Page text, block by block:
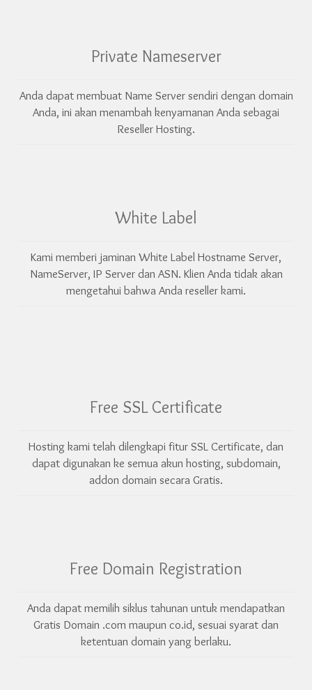
Private Nameserver
Anda dapat membuat Name Server sendiri dengan domain
Anda, ini akan menambah kenyamanan Anda sebagai
Reseller Hosting.
White Label
Kami memberi jaminan White Label Hostname Server,
NameServer, IP Server dan ASN. Klien Anda tidak akan
mengetahui bahwa Anda reseller kami.
Free SSL Certificate
Hosting kami telah dilengkapi fitur SSL Certificate, dan
dapat digunakan ke semua akun hosting, subdomain,
addon domain secara Gratis.
Free Domain Registration
Anda dapat memilih siklus tahunan untuk mendapatkan
Gratis Domain .com maupun co.id, sesuai syarat dan
ketentuan domain yang berlaku.